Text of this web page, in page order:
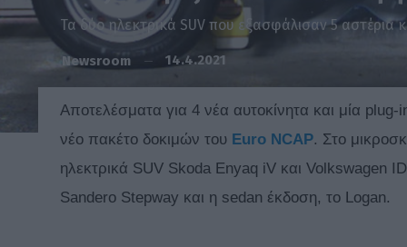
Τα δύο ηλεκτρικά SUV που εξασφάλισαν 5 αστέρια
Newsroom 14.4.2021
Αποτελέσματα για 4 νέα αυτοκίνητα και μία
νέο πακέτο δοκιμών του Euro NCAP. Στο
ηλεκτρικά SUV Skoda Enyaq iV και Volkswagen
Sandero Stepway και η sedan έκδοση, το Logan.